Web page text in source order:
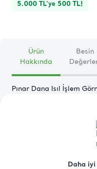
Daha
Daha
5.000 TL'ye 500 TL!
Ürün
Hakkında
Besin
Pınar Dana Isıl İşlem
dengeli baharat
işlem görmüş yapısı
tüketilebilir ve farklı
kızarmış ekmek